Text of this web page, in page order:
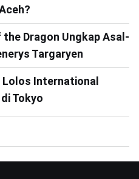
Dragon Ungkap Asal-
Targaryen
Lolos International
Tokyo